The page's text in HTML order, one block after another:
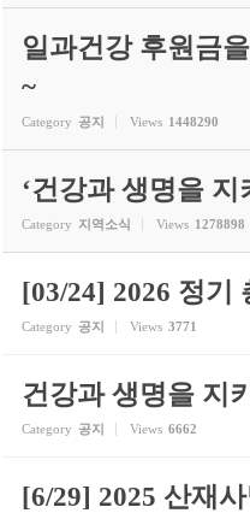
일과건강 후원금
~
Category 공지 Views 1448290
‘건강과 생명을
Category 지역소식 Views 1278898
[03/24] 2026 정기
Category 공지 Views 3771
건강과 생명을 지
Category 공지 Views 6662
[6/29] 2025 산재